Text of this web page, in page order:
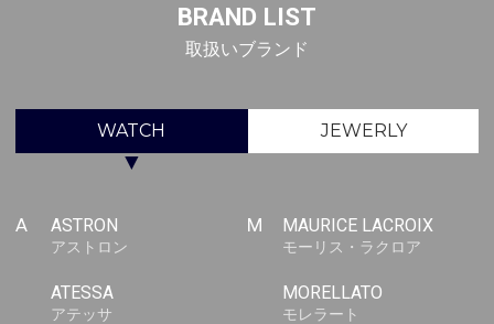
BRAND LIST
取扱いブランド
WATCH JEWERLY
▼
A ASTRON
アストロン
ATESSA
アテッサ
M MAURICE LACROIX
モーリス・ラクロア
MORELLATO
モレラート